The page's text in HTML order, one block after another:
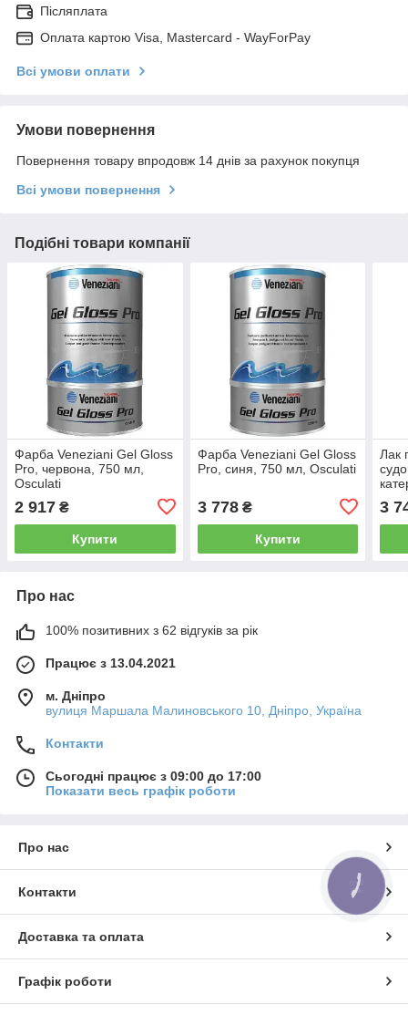
Післяплата
Оплата картою Visa, Mastercard - WayForPay
Всі умови оплати
Умови повернення
Повернення товару впродовж 14 днів за рахунок покупця
Всі умови повернення
Подібні товари компанії
Фарба Veneziani Gel Gloss
Pro, червона, 750 мл,
Osculati
2 917 ₴
Купити
Фарба Veneziani Gel Gloss
Pro, синя, 750 мл, Osculati
3 778₴
Купити
Лак
3
Про нас
100% позитивних з 62 відгуків за рік
Працює з 13.04.2021
м. Дніпро
вулиця Маршала Малиновського 10, Дніпро, Україна
Контакти
Сьогодні працює з 09:00 до 17:00
Показати весь графік роботи
Про нас
Контакти
Доставка та оплата
Графік роботи
КНОПКА
ЗВ'ЯЗКУ